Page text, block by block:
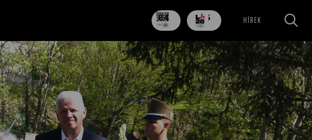
84
nap
705
nap HÍREK